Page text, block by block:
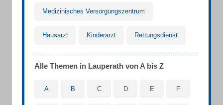
Medizinisches Versorgungszentrum
Hausarzt Kinderarzt Rettungsdienst
Alle Themen in Lauperath von A bis Z
A B C D E F